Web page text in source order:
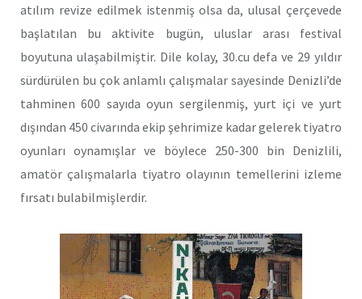
atılım revize edilmek istenmiş olsa da, ulusal çerçevede
başlatılan bu aktivite bugün, uluslar arası festival
boyutuna ulaşabilmiştir. Dile kolay, 30.cu defa ve 29 yıldır
sürdürülen bu çok anlamlı çalışmalar sayesinde Denizli’de
tahminen 600 sayıda oyun sergilenmiş, yurt içi ve yurt
dışından 450 civarında ekip şehrimize kadar gelerek tiyatro
oyunları oynamışlar ve böylece 250-300 bin Denizlili,
amatör çalışmalarla tiyatro olayının temellerini izleme
fırsatı bulabilmişlerdir.